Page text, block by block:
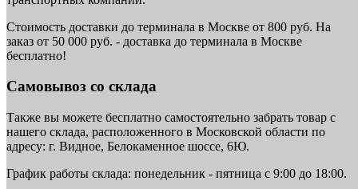
Стоимость доставки до терминала в Москве от 800 руб. На
заказ от 50 000 руб. - доставка до терминала в Москве
бесплатно!
Самовывоз со склада
Также вы можете бесплатно самостоятельно забрать товар с
нашего склада, расположенного в Московской области по
адресу: г. Видное, Белокаменное шоссе, 6Ю.
График работы склада: понедельник - пятница с 9:00 до 18:00.